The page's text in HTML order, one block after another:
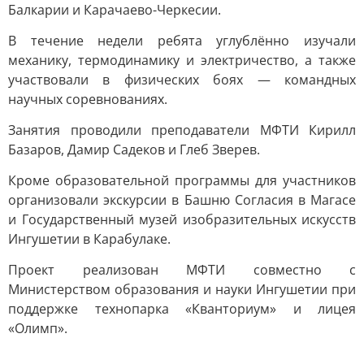
Балкарии и Карачаево-Черкесии.
В течение недели ребята углублённо изучали
механику, термодинамику и электричество, а также
участвовали в физических боях — командных
научных соревнованиях.
Занятия проводили преподаватели МФТИ Кирилл
Базаров, Дамир Садеков и Глеб Зверев.
Кроме образовательной программы для участников
организовали экскурсии в Башню Согласия в Магасе
и Государственный музей изобразительных искусств
Ингушетии в Карабулаке.
Проект реализован МФТИ совместно с
Министерством образования и науки Ингушетии при
поддержке технопарка «Кванториум» и лицея
«Олимп».